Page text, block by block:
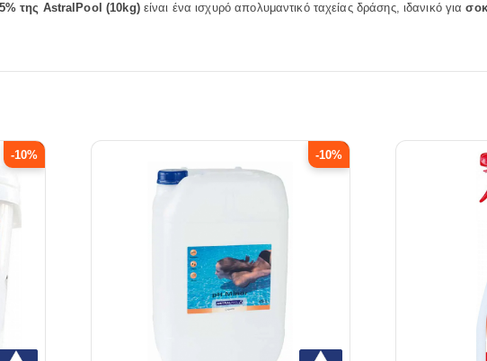
της AstralPool (10kg)είναι ένα ισχυρό απολυμαντικό ταχείας δράσης, ιδανικό για
-10% -10%